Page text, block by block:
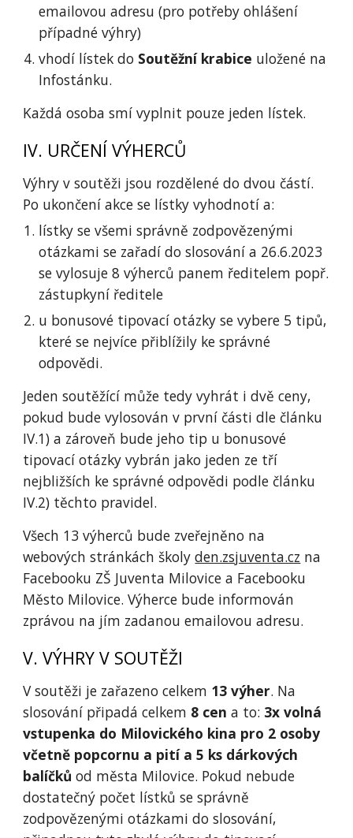
emailovou adresu (pro potřeby ohlášení
případné výhry)
vhodí lístek do Soutěžní krabice uložené na
Infostánku.
Každá osoba smí vyplnit pouze jeden lístek.
IV. URČENÍ VÝHERCŮ
Výhry v soutěži jsou rozdělené do dvou částí.
Po ukončení akce se lístky vyhodnotí a:
lístky se všemi správně zodpovězenými
otázkami se zařadí do slosování a 26.6.2023
se vylosuje 8 výherců panem ředitelem popř.
zástupkyní ředitele
u bonusové tipovací otázky se vybere 5 tipů,
které se nejvíce přiblížily ke správné
odpovědi.
Jeden soutěžící může tedy vyhrát i dvě ceny,
pokud bude vylosován v první části dle článku
IV.1) a zároveň bude jeho tip u bonusové
tipovací otázky vybrán jako jeden ze tří
nejbližších ke správné odpovědi podle článku
IV.2) těchto pravidel.
Všech 13 výherců bude zveřejněno na
webových stránkách školyden.zsjuventa.cz na
Facebooku ZŠ Juventa Milovice a Facebooku
Město Milovice. Výherce bude informován
zprávou na jím zadanou emailovou adresu.
V. VÝHRY V SOUTĚŽI
V soutěži je zařazeno celkem 13 výher. Na
slosování připadá celkem 8 cen a to: 3x volná
vstupenka do Milovického kina pro 2 osoby
včetně popcornu a pití a 5 ks dárkových
balíčků od města Milovice. Pokud nebude
dostatečný počet lístků se správně
zodpovězenými otázkami do slosování,